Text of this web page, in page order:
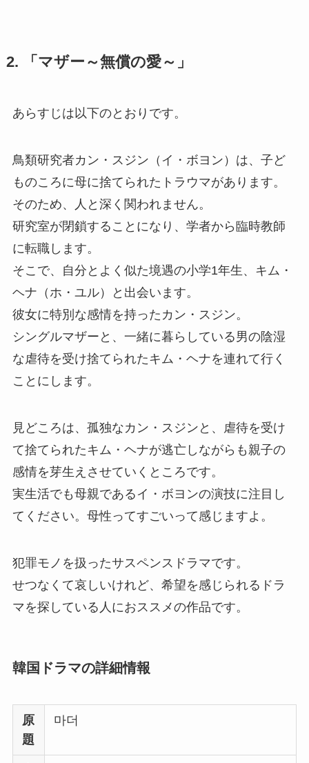
2. 「マザー～無償の愛～」
あらすじは以下のとおりです。
鳥類研究者カン・スジン（イ・ボヨン）は、子ど
ものころに母に捨てられたトラウマがあります。
そのため、人と深く関われません。
研究室が閉鎖することになり、学者から臨時教師
に転職します。
そこで、自分とよく似た境遇の小学1年生、キム・
ヘナ（ホ・ユル）と出会います。
彼女に特別な感情を持ったカン・スジン。
シングルマザーと、一緒に暮らしている男の陰湿
な虐待を受け捨てられたキム・ヘナを連れて行く
ことにします。
見どころは、孤独なカン・スジンと、虐待を受け
て捨てられたキム・ヘナが逃亡しながらも親子の
感情を芽生えさせていくところです。
実生活でも母親であるイ・ボヨンの演技に注目し
てください。母性ってすごいって感じますよ。
犯罪モノを扱ったサスペンスドラマです。
せつなくて哀しいけれど、希望を感じられるドラ
マを探している人におススメの作品です。
韓国ドラマの詳細情報
原
題
마더